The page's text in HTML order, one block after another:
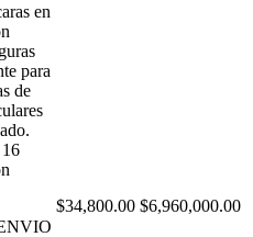
en
para
de
$34,800.00 $6,960,000.00